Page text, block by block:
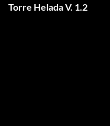
Torre Helada V. 1.2